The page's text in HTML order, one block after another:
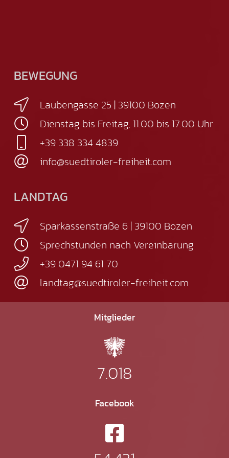
BEWEGUNG
Laubengasse 25 | 39100 Bozen
Dienstag bis Freitag, 11.00 bis 17.00 Uhr
+39 338 334 4839
info@suedtiroler-freiheit.com
LANDTAG
Sparkassenstraße 6 | 39100 Bozen
Sprechstunden nach Vereinbarung
+39 0471 94 61 70
landtag@suedtiroler-freiheit.com
Mitglieder
7.018
Facebook